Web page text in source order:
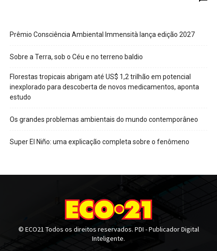
Prêmio Consciência Ambiental Immensità lança edição 2027
Sobre a Terra, sob o Céu e no terreno baldio
Florestas tropicais abrigam até US$ 1,2 trilhão em potencial
inexplorado para descoberta de novos medicamentos, aponta
estudo
Os grandes problemas ambientais do mundo contemporâneo
Super El Niño: uma explicação completa sobre o fenômeno
© ECO21 Todos os direitos reservados. PDI - Publicador Digital
Inteligente.